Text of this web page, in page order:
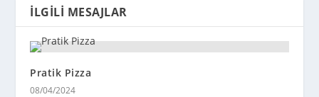
İLGILI MESAJLAR
Pratik Pizza
08/04/2024